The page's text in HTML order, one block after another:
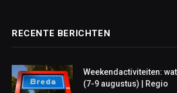
RECENTE BERICHTEN
Weekendactiviteiten:
(7-9 augustus) | Regio